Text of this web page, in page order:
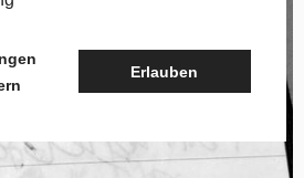
Erlauben